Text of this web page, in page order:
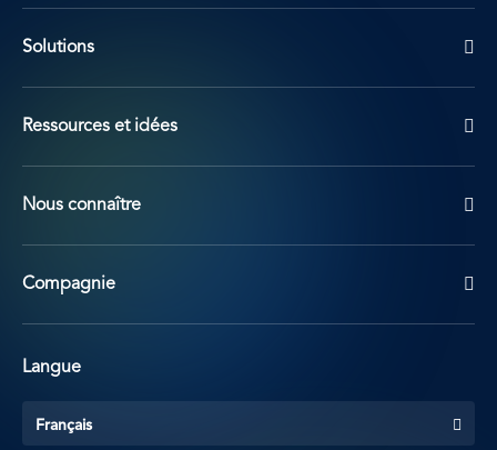
Solutions
Ressources et idées
Nous connaître
Compagnie
Langue
Français